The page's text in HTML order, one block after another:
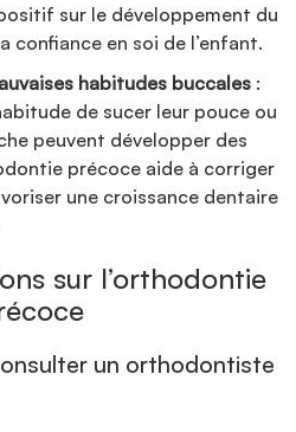
sur le développement du
confiance en soi de l’enfant.
habitudes buccales :
de sucer leur pouce ou
peuvent développer des
précoce aide à corriger
une croissance dentaire
sur l’orthodontie
un orthodontiste